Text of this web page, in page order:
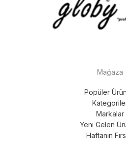
Mağaza
Popüler
Markalar
Yeni Gelen
Haftanın